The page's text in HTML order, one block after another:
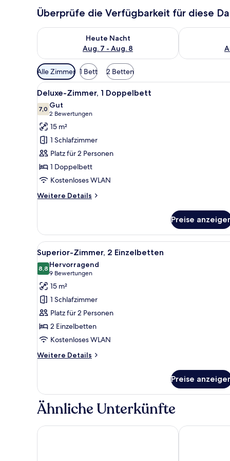
Überprüfe die Verfügbarkeit für diese
Heute Nacht
Aug. 7 - Aug. 8
Überprüfe die Verfügbarkeit für heute Nacht, Aug. 7
Überprüfe
Verfügbare
Filter
für
Zimmer
Alle Zimmer 1 Bett 2 Betten
Alle
Fotos
für
Deluxe-
Zimmer,
Doppelbett
anzeigen
Ein Hotelzimmer mit einem
12
Deluxe-Zimmer, 1 Doppelbett
7,07,0 von 10
Gut
2 Bewertungen
(2
Bewertungen)
15 m²
1 Schlafzimmer
Platz für 2 Personen
1 Doppelbett
Kostenloses WLAN
Weitere Details
Weitere
Zimmer,
Doppelbett
Preise
Alle
Fotos
für
Superior-
Zimmer,
2 Einzelbetten
anzeigen
Zimmersafe,
10
Superior-Zimmer, 2 Einzelbetten
8,88,8 von 10
Hervorragend
9 Bewertungen
(9
Bewertungen)
15 m²
1 Schlafzimmer
Platz für 2 Personen
2 Einzelbetten
Kostenloses WLAN
Weitere Details
Weitere
Zimmer,
2 Einzelbetten
Preise
Ähnliche Unterkünfte
Wyndham Singapore Hotel Mercure